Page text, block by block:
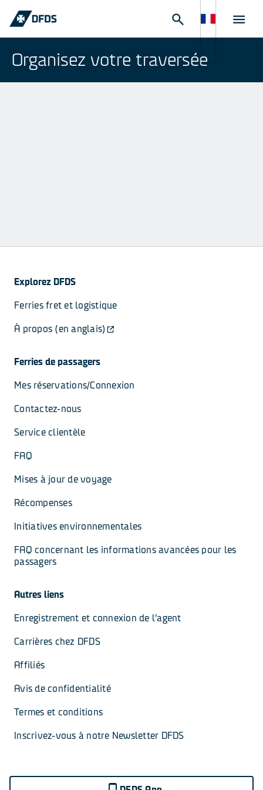
Organisez votre traversée
Explorez DFDS
Ferries fret et logistique
À propos (en anglais)
Ferries de passagers
Mes réservations/Connexion
Contactez-nous
Service clientèle
FAQ
Mises à jour de voyage
Récompenses
Initiatives environnementales
FAQ concernant les informations avancées pour les
passagers
Autres liens
Enregistrement et connexion de l'agent
Carrières chez DFDS
Affiliés
Avis de confidentialité
Termes et conditions
Inscrivez-vous à notre Newsletter DFDS